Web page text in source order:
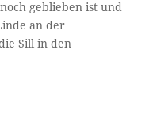
geblieben ist und
an der
Sill in den